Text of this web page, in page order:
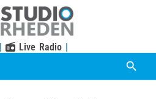
| Live Radio |